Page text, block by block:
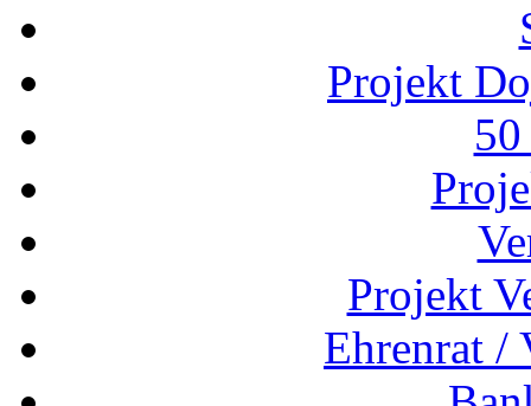
Projekt
Projekt
Ehrenrat /